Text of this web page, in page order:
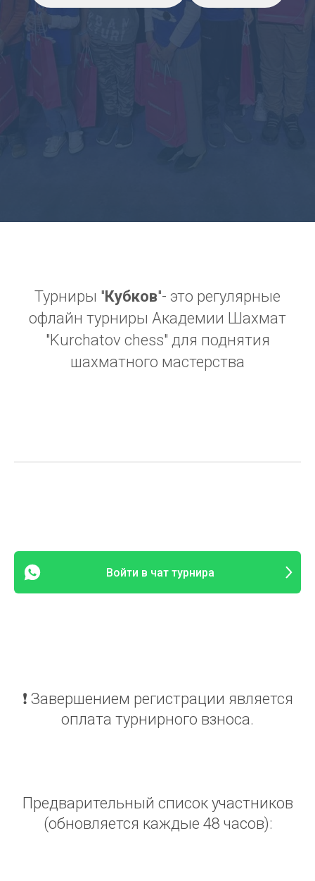
Турниры "Кубков"- это регулярные
офлайн турниры Академии Шахмат
"Kurchatov chess" для поднятия
шахматного мастерства
Войти в чат турнира
❗️ Завершением регистрации является
оплата турнирного взноса.
Предварительный список участников
(обновляется каждые 48 часов):